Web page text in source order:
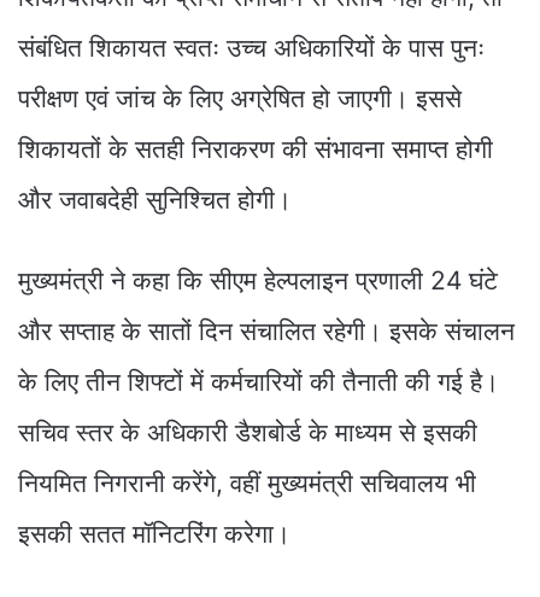
संबंधित शिकायत स्वतः उच्च अधिकारियों के पास पुनः
परीक्षण एवं जांच के लिए अग्रेषित हो जाएगी। इससे
शिकायतों के सतही निराकरण की संभावना समाप्त होगी
और जवाबदेही सुनिश्चित होगी।
मुख्यमंत्री ने कहा कि सीएम हेल्पलाइन प्रणाली 24 घंटे
और सप्ताह के सातों दिन संचालित रहेगी। इसके संचालन
के लिए तीन शिफ्टों में कर्मचारियों की तैनाती की गई है।
सचिव स्तर के अधिकारी डैशबोर्ड के माध्यम से इसकी
नियमित निगरानी करेंगे, वहीं मुख्यमंत्री सचिवालय भी
इसकी सतत मॉनिटरिंग करेगा।